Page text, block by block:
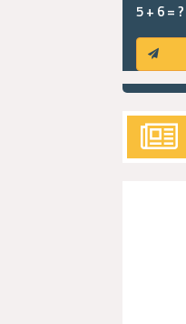
5 + 6 = ?